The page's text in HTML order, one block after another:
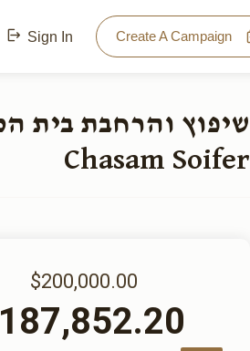
Sign In Create A Campaign
Chasam Soifer
$200,000.00
187,852.20